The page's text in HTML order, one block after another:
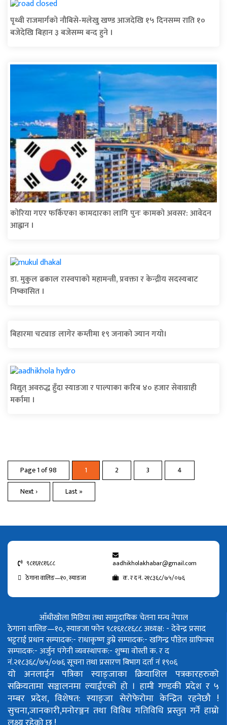
पृथ्वी राजमार्गको नौबिसे-मलेखु खण्ड आजदेखि १५ दिनसम्म राति १०
बजेदेखि बिहान ३ बजेसम्म बन्द हुने ।
कोरिया गएर फर्किएका कामदारका लागि पुनः कामको अवसर: आवेदन
आह्वान ।
डा. मुकुल ढकाल रास्वपाको महामन्त्री, प्रवक्ता र केन्द्रीय सदस्यबाट
निष्कासित ।
बिहारमा चट्याङ लागेर कम्तीमा १९ जनाको ज्यान गयो।
विद्युत् अवरुद्ध हुँदा स्याङजा र पाल्पाका करिब ४० हजार सेवाग्राही
मर्कामा ।
Page 1 of 98 1 2 3
4
Next ›
Last »
९८१६१८१६८८
aadhikholakhabar@gmail.com
ठेगाना वालिङ—१०, स्याङजा
क. र द नं. २१८३६८/७५/०७६
आँधीखोला मिडिया तथा सामुदायिक चेतना मन्च नेपाल
ठेगाना वालिङ—१०, स्याङजा फोन ९८१६१८१६८८अध्यक्ष: - देवेन्द्र प्रसाद
भट्टराईप्रधान सम्पादक:- राधाकृष्ण डुम्रेसम्पादक:- खगिन्द्र पौडेलग्राफिक्स
सम्पादक:- अर्जुन पंगेनीव्यवस्थापक:- शुष्मा वोस्तीक. र द
नं.२१८३६८/७५/०७६सूचना तथा प्रसारण बिभाग दर्ता नं १९०६
यो अनलाईन पत्रिका स्याङ्जाका क्रियाशिल पत्रकारहरुको
सक्रियतामा सञ्चालनमा ल्याईएको हो । हामी गण्डकी प्रदेश र ५
नम्बर प्रदेश, विशेषत: स्याङ्जा सेरोफेरोमा केन्द्रित रहनेछौ !
सुचना,जानकारी,मनोरञ्जन तथा विविध गतिविधि प्रस्तुत गर्ने हाम्रो